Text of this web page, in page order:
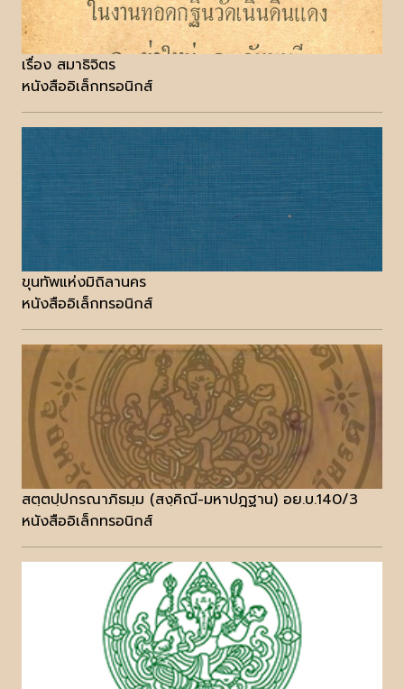
เรื่อง สมาธิจิตร
หนังสืออิเล็กทรอนิกส์
ขุนทัพแห่งมิถิลานคร
หนังสืออิเล็กทรอนิกส์
สตฺตปฺปกรณาภิธมฺม (สงฺคิณี-มหาปฎฐาน) อย.บ.140/3
หนังสืออิเล็กทรอนิกส์